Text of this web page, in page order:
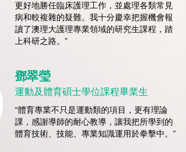
更好地勝任臨床護理工作，並處理各類常見
病和較複雜的疑難。我十分慶幸把握機會報
讀了澳理大護理專業領域的研究生課程，踏
上科研之路。”
鄧翠瑩
運動及體育碩士學位課程畢業生
“體育專業不只是運動類的項目，更有理論
課，感謝導師的耐心教導，讓我把所學到的
體育技術、技能、專業知識運用於拳擊中。”